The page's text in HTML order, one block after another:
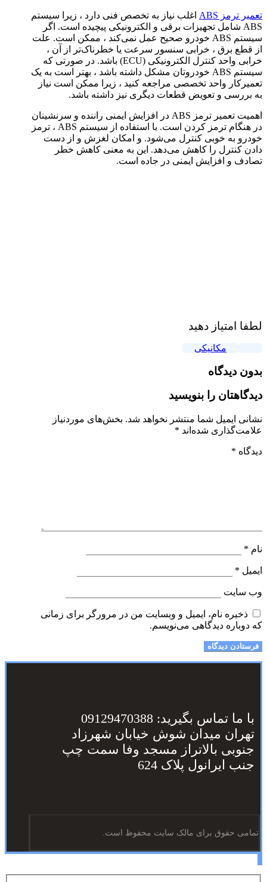
تعمیر ترمز ABS
اغلب نیاز به تخصص فنی دارد ، زیرا سیستم
ABS شامل تجهیزات برقی و الکترونیکی پیچیده است. اگر
سیستم ABS خودرو صحیح عمل نمی‌کند ، ممکن است. علت
از قطع برق ، خرابی سنسور سرعت یا خطرناک‌تر از آن ،
خرابی واحد کنترل الکترونیکی (ECU) باشد. در صورتی که
سیستم ABS خودروتان مشکل داشته باشد ، بهتر است به یک
تعمیرکار واحد تخصصی مراجعه کنید ، زیرا ممکن است نیاز
به بررسی و تعویض قطعات دیگری نیز داشته باشد.
اهمیت تعمیر ترمز ABS در افزایش ایمنی راننده و سرنشینان
در هنگام ترمز کردن است. با استفاده از سیستم ABS ، ترمز
خودرو به خوبی کنترل می‌شود. و امکان لغزش و از دست
دادن کنترل را کاهش می‌دهد. این به معنی کاهش خطر
تصادف و افزایش ایمنی در جاده است.
لطفا امتیاز دهید
مکانیکی
بدون دیدگاه
دیدگاهتان را بنویسید
نشانی ایمیل شما منتشر نخواهد شد. بخش‌های موردنیاز
علامت‌گذاری شده‌اند *
دیدگاه *
نام *
ایمیل *
وب‌ سایت
ذخیره نام، ایمیل و وبسایت من در مرورگر برای زمانی
که دوباره دیدگاهی می‌نویسم.
با ما تماس بگیرید: 09129470388
تهران میدان شوش خیابان شهرزاد
جنوبی بالاتراز مسجد وفا سمت چپ
جنب ایرانول پلاک 624
تمامی حقوق برای مالک سایت محفوظ است.